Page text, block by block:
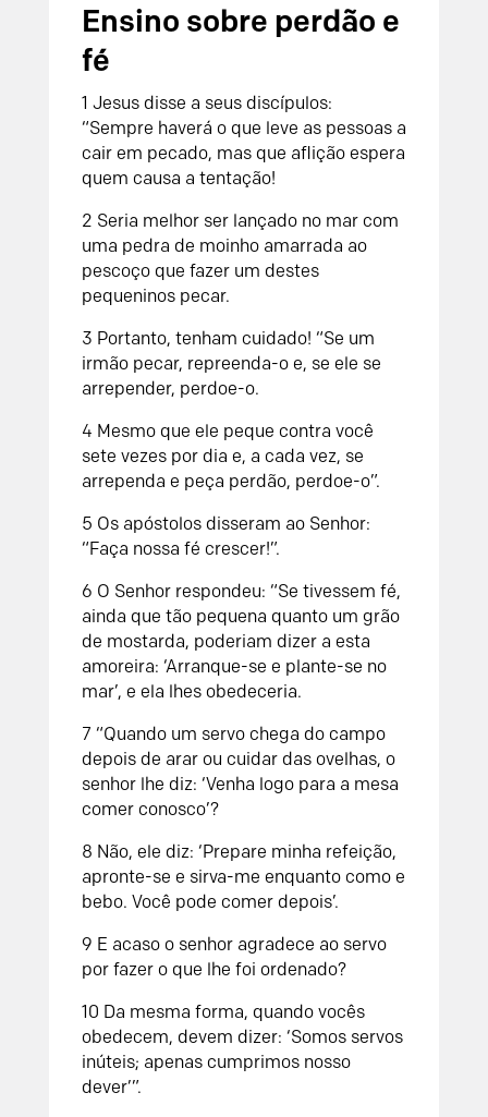
Ensino sobre perdão e
fé
1 Jesus disse a seus discípulos:
“Sempre haverá o que leve as pessoas a
cair em pecado, mas que aflição espera
quem causa a tentação!
2 Seria melhor ser lançado no mar com
uma pedra de moinho amarrada ao
pescoço que fazer um destes
pequeninos pecar.
3 Portanto, tenham cuidado! “Se um
irmão pecar, repreenda-o e, se ele se
arrepender, perdoe-o.
4 Mesmo que ele peque contra você
sete vezes por dia e, a cada vez, se
arrependa e peça perdão, perdoe-o”.
5 Os apóstolos disseram ao Senhor:
“Faça nossa fé crescer!”.
6 O Senhor respondeu: “Se tivessem fé,
ainda que tão pequena quanto um grão
de mostarda, poderiam dizer a esta
amoreira: ‘Arranque-se e plante-se no
mar’, e ela lhes obedeceria.
7 “Quando um servo chega do campo
depois de arar ou cuidar das ovelhas, o
senhor lhe diz: ‘Venha logo para a mesa
comer conosco’?
8 Não, ele diz: ‘Prepare minha refeição,
apronte-se e sirva-me enquanto como e
bebo. Você pode comer depois’.
9 E acaso o senhor agradece ao servo
por fazer o que lhe foi ordenado?
10 Da mesma forma, quando vocês
obedecem, devem dizer: ‘Somos servos
inúteis; apenas cumprimos nosso
dever’”.